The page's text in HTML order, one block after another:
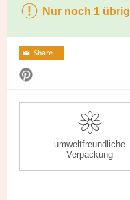
Nur noch 1 übrig
umweltfreundliche
Verpackung